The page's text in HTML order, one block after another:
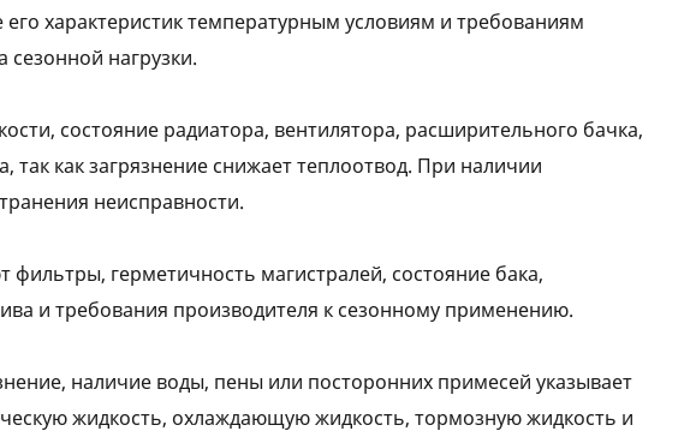
характеристик температурным условиям и требованиям
нагрузки.
состояние радиатора, вентилятора, расширительного бачка,
так как загрязнение снижает теплоотвод. При наличии
неисправности.
герметичность магистралей, состояние бака,
и требования производителя к сезонному применению.
наличие воды, пены или посторонних примесей указывает
жидкость, охлаждающую жидкость, тормозную жидкость и